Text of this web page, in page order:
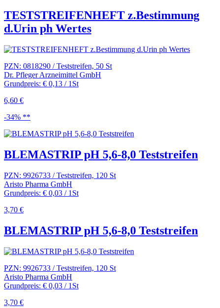
TESTSTREIFENHEFT z.Bestimmung
d.Urin ph Wertes
PZN: 0818290 / Teststreifen, 50 St
Dr. Pfleger Arzneimittel GmbH
Grundpreis: € 0,13 / 1St
6,60 €
-34% **
BLEMASTRIP pH 5,6-8,0 Teststreifen
PZN: 9926733 / Teststreifen, 120 St
Aristo Pharma GmbH
Grundpreis: € 0,03 / 1St
3,70 €
BLEMASTRIP pH 5,6-8,0 Teststreifen
PZN: 9926733 / Teststreifen, 120 St
Aristo Pharma GmbH
Grundpreis: € 0,03 / 1St
3,70 €